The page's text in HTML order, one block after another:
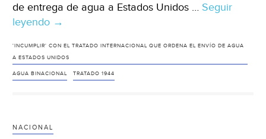
de entrega de agua a Estados Unidos … Seguir
leyendo México-
agua
a
→
'INCUMPLIR' CON EL TRATADO INTERNACIONAL QUE ORDENA EL ENVÍO DE AGUA
A ESTADOS UNIDOS
AGUA BINACIONAL TRATADO 1944
NACIONAL